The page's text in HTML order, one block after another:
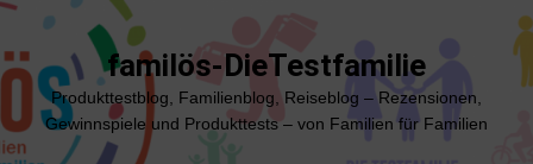
Zum
springen
familös-DieTestfamilie
Produkttestblog, Familienblog, Reiseblog – Rezensionen,
Gewinnspiele und Produkttests – von Familien für Familien